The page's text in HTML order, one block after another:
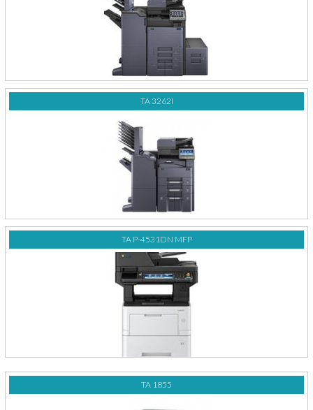
TA 3262I
TA P-4531DN MFP
TA 1855